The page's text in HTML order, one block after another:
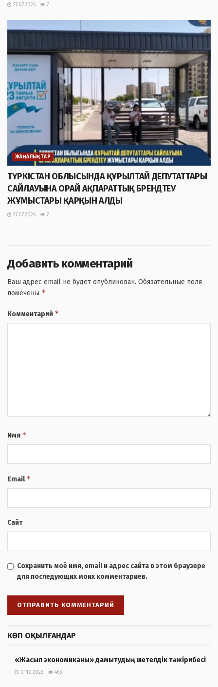
27.07.2026 7
ЖАҢАЛЫҚТАР
ТҮРКІСТАН ОБЛЫСЫНДА ҚҰРЫЛТАЙ ДЕПУТАТТАРЫ
САЙЛАУЫНА ОРАЙ АҚПАРАТТЫҚ БРЕНДТЕУ
ЖҰМЫСТАРЫ ҚАРҚЫН АЛДЫ
27.07.2026 7
Добавить комментарий
Ваш адрес email не будет опубликован. Обязательные поля
помечены *
Комментарий *
Имя *
Email*
Сайт
Сохранить моё имя, email и адрес сайта в этом браузере
для последующих моих комментариев.
КӨП ОҚЫЛҒАНДАР
«Жасыл экономиканы» дамытудың шетелдік тәжірибесі
01.10.2022 465